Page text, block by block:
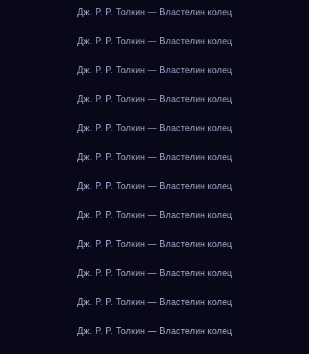
Дж. Р. Р. Толкин — Властелин колец
Дж. Р. Р. Толкин — Властелин колец
Дж. Р. Р. Толкин — Властелин колец
Дж. Р. Р. Толкин — Властелин колец
Дж. Р. Р. Толкин — Властелин колец
Дж. Р. Р. Толкин — Властелин колец
Дж. Р. Р. Толкин — Властелин колец
Дж. Р. Р. Толкин — Властелин колец
Дж. Р. Р. Толкин — Властелин колец
Дж. Р. Р. Толкин — Властелин колец
Дж. Р. Р. Толкин — Властелин колец
Дж. Р. Р. Толкин — Властелин колец